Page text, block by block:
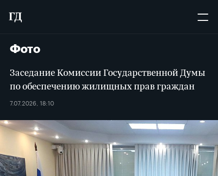
Фото
Заседание Комиссии Государственной Думы
по обеспечению жилищных прав граждан
7.07.2026, 18:10